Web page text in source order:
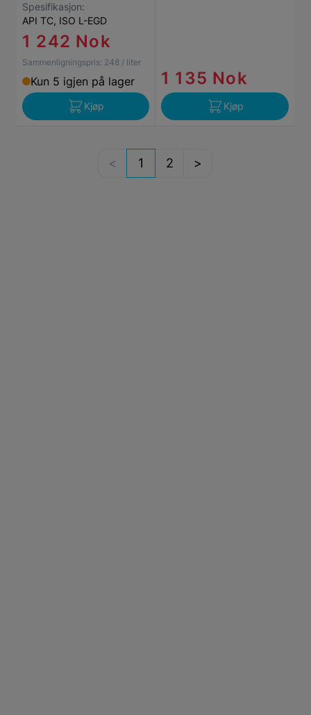
Spesifikasjon:
API TC, ISO L-EGD
1 242 Nok
Sammenligningspris: 248 / liter
Kun 5 igjen på lager
Kjøp
1 135 Nok
Kjøp
1 2